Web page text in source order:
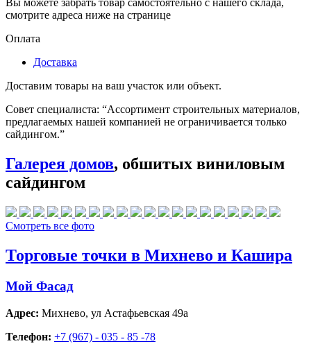
Вы можете забрать товар самостоятельно с нашего склада,
смотрите адреса ниже на странице
Оплата
Доставка
Доставим товары на ваш участок или объект.
Совет специалиста: “Ассортимент строительных материалов,
предлагаемых нашей компанией не ограничивается только
сайдингом.”
Галерея домов, обшитых виниловым
сайдингом
Смотреть все фото
Торговые точки в Михнево и Кашира
Мой Фасад
Адрес: Михнево, ул Астафьевская 49а
Телефон: +7 (967) - 035 - 85 -78